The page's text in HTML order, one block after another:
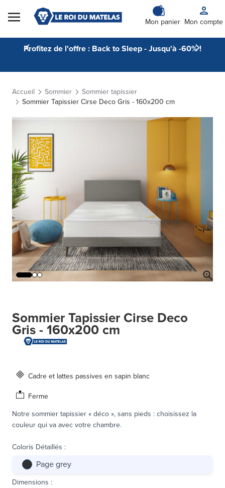
Skip to Content
Mon panier Mon compte
Profitez de l'offre : Back to Sleep - Jusqu'à -60% !
Accueil Sommier
Sommier tapissier
Sommier Tapissier Cirse Deco Gris - 160x200 cm
Sommier Tapissier Cirse Deco
Gris - 160x200 cm
Cadre et lattes passives en sapin blanc
Ferme
Notre sommier tapissier « déco », sans pieds : choisissez la
couleur qui va avec votre chambre.
Coloris Détaillés :
Page grey
Dimensions :